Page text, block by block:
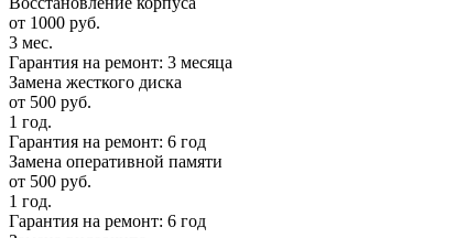
от 1000 руб.
3 мес.
Гарантия на ремонт: 3 месяца
Замена жесткого диска
от 500 руб.
1 год.
Гарантия на ремонт: 6 год
Замена оперативной памяти
от 500 руб.
1 год.
Гарантия на ремонт: 6 год